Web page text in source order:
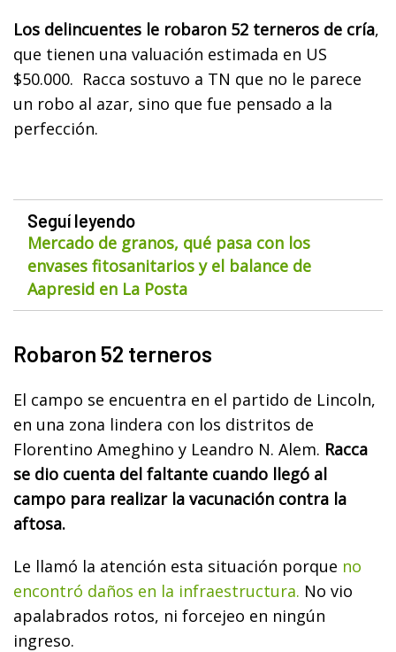
Los delincuentes le robaron 52 terneros de cría,
que tienen una valuación estimada en US
$50.000. Racca sostuvo a TN que no le parece
un robo al azar, sino que fue pensado a la
perfección.
Seguí leyendo
Mercado de granos, qué pasa con los
envases fitosanitarios y el balance de
Aapresid en La Posta
Robaron 52 terneros
El campo se encuentra en el partido de Lincoln,
en una zona lindera con los distritos de
Florentino Ameghino y Leandro N. Alem. Racca
se dio cuenta del faltante cuando llegó al
campo para realizar la vacunación contra la
aftosa.
Le llamó la atención esta situación porque no
encontró daños en la infraestructura. No vio
apalabrados rotos, ni forcejeo en ningún
ingreso.